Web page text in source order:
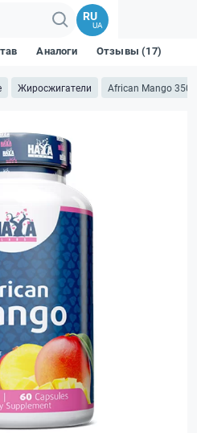
RU
UA
Жиросжигатели African Mango 350
Аналоги Отзывы (17)